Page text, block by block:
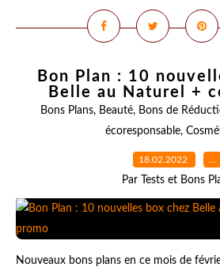
Bon Plan : 10
Belle au Naturel +
Bons Plans, Beauté, Bons de
écoresponsable,
18.02.2022 …
Par Tests et Bons
Nouveaux bons plans en ce mois de